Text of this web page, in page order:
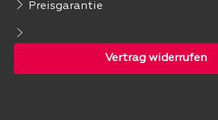
Preisgarantie